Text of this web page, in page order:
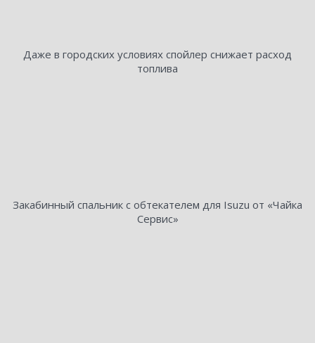
Даже в городских условиях спойлер снижает расход
топлива
Закабинный спальник с обтекателем для Isuzu от «Чайка
Сервис»